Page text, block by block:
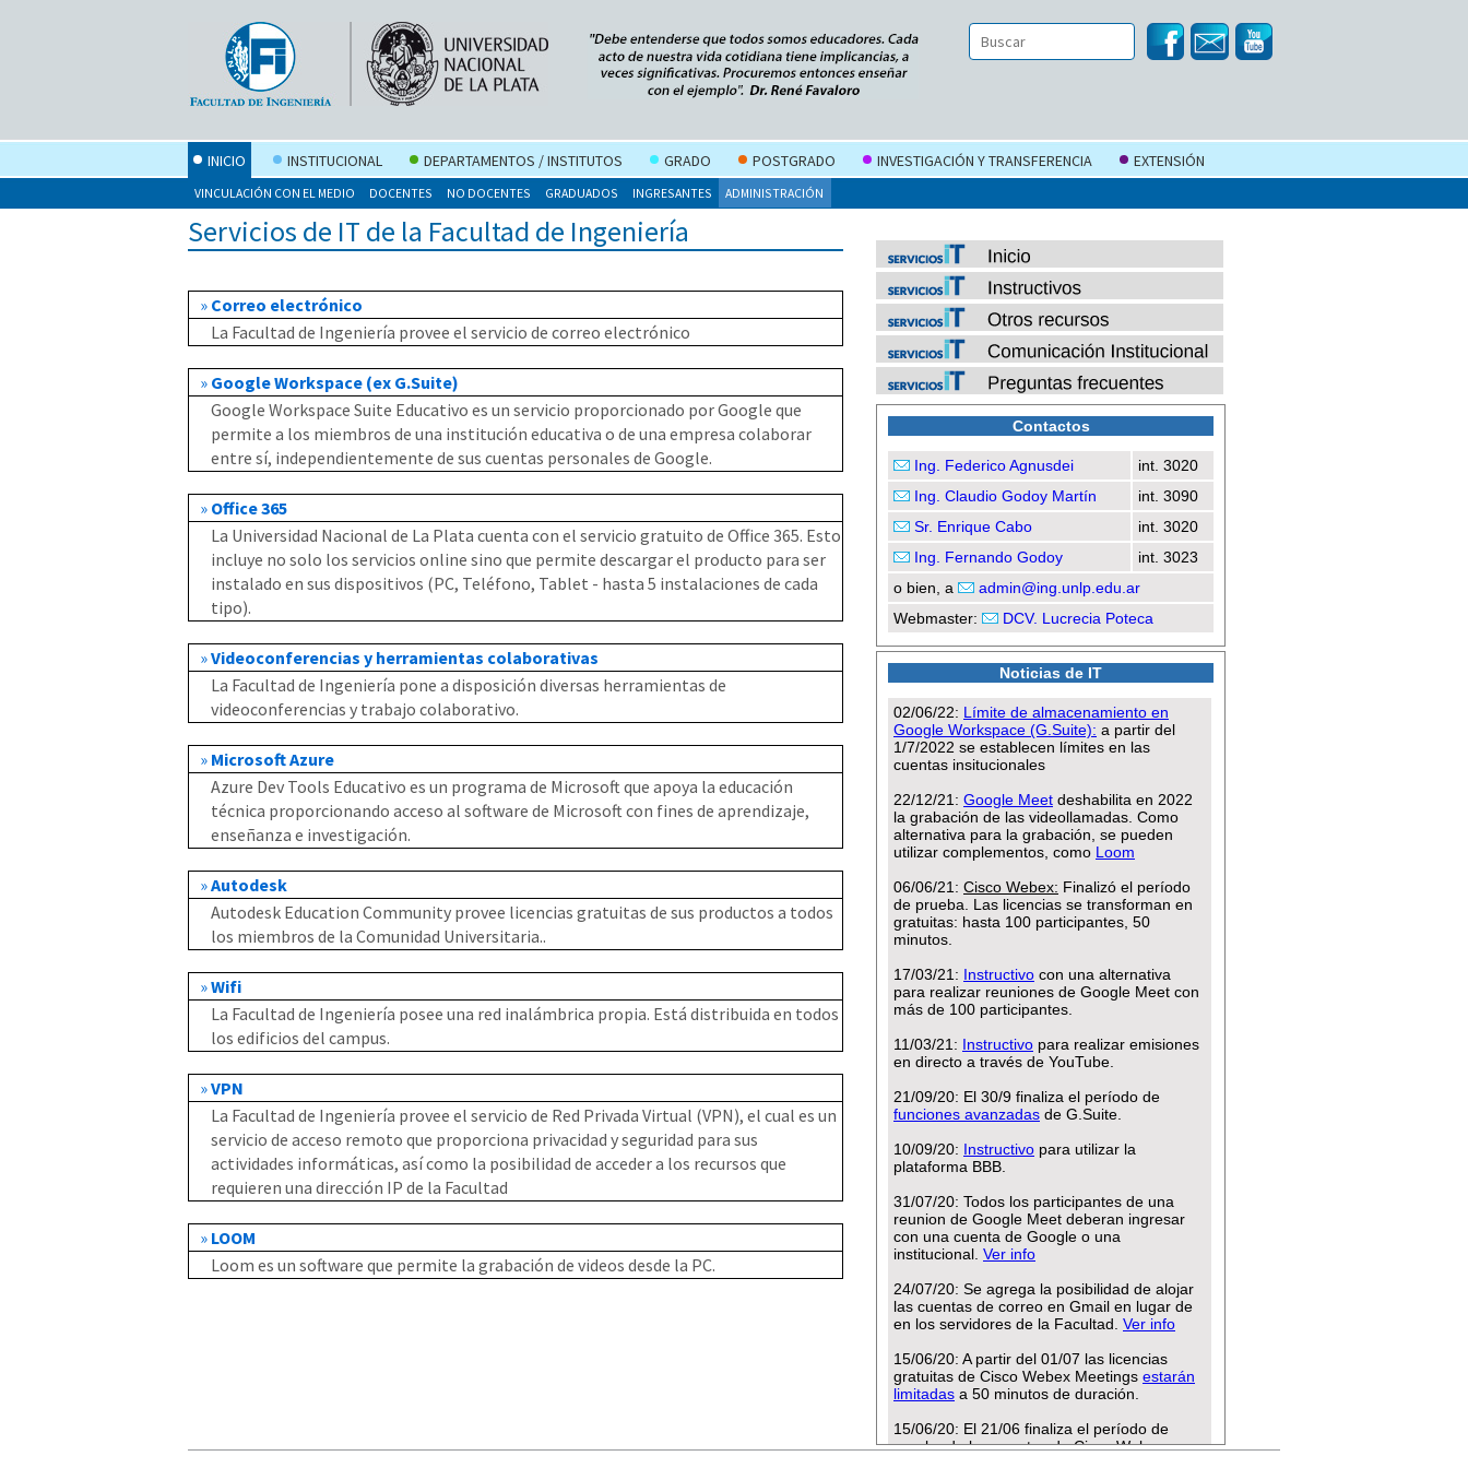
INICIO INSTITUCIONAL DEPARTAMENTOS / INSTITUTOS GRADO POSTGRADO INVESTIGACIÓN Y TRANSFERENCIA EXTENSIÓN
VINCULACIÓN CON EL MEDIO DOCENTES NO DOCENTES GRADUADOS INGRESANTES ADMINISTRACIÓN
Servicios de IT de la Facultad de Ingeniería
» Correo electrónico
La Facultad de Ingeniería provee el servicio de correo electrónico
» Google Workspace (ex G.Suite)
Google Workspace Suite Educativo es un servicio proporcionado por Google que
permite a los miembros de una institución educativa o de una empresa colaborar
entre sí, independientemente de sus cuentas personales de Google.
» Office 365
La Universidad Nacional de La Plata cuenta con el servicio gratuito de Office 365. Esto
incluye no solo los servicios online sino que permite descargar el producto para ser
instalado en sus dispositivos (PC, Teléfono, Tablet - hasta 5 instalaciones de cada
tipo).
»Videoconferencias y herramientas colaborativas
La Facultad de Ingeniería pone a disposición diversas herramientas de
videoconferencias y trabajo colaborativo.
» Microsoft Azure
Azure Dev Tools Educativo es un programa de Microsoft que apoya la educación
técnica proporcionando acceso al software de Microsoft con fines de aprendizaje,
enseñanza e investigación.
»Autodesk
Autodesk Education Community provee licencias gratuitas de sus productos a todos
los miembros de la Comunidad Universitaria..
»Wifi
La Facultad de Ingeniería posee una red inalámbrica propia. Está distribuida en todos
los edificios del campus.
»VPN
La Facultad de Ingeniería provee el servicio de Red Privada Virtual (VPN), el cual es un
servicio de acceso remoto que proporciona privacidad y seguridad para sus
actividades informáticas, así como la posibilidad de acceder a los recursos que
requieren una dirección IP de la Facultad
» LOOM
Loom es un software que permite la grabación de videos desde la PC.